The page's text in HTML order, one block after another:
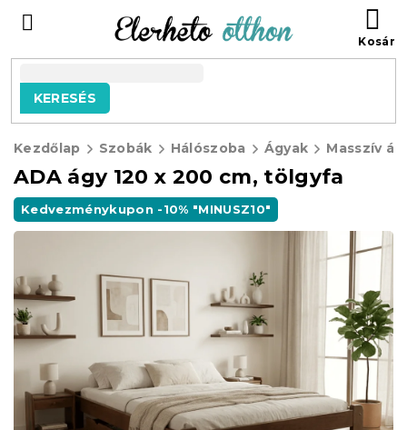
tartalomhoz
KERESÉS
Kezdőlap Szobák Hálószoba Ágyak Masszív
ADA ágy 120 x 200 cm, tölgyfa
Kedvezménykupon -10% "MINUSZ10"